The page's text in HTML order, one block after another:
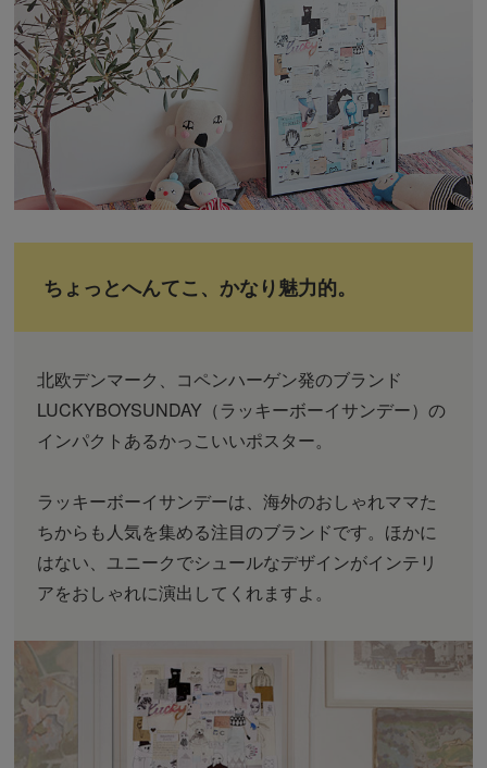
ちょっとへんてこ、かなり魅力的。
北欧デンマーク、コペンハーゲン発のブランド
LUCKYBOYSUNDAY（ラッキーボーイサンデー）の
インパクトあるかっこいいポスター。
ラッキーボーイサンデーは、海外のおしゃれママた
ちからも人気を集める注目のブランドです。ほかに
はない、ユニークでシュールなデザインがインテリ
アをおしゃれに演出してくれますよ。